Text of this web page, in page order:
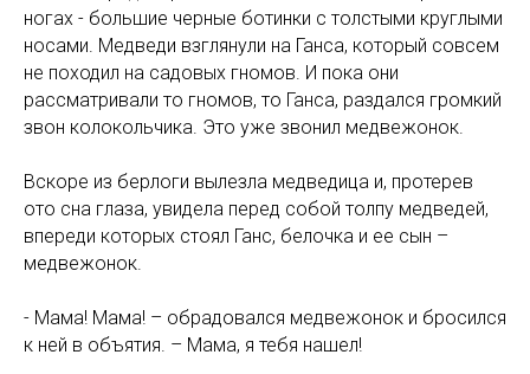
ногах - большие черные ботинки с толстыми круглыми
носами. Медведи взглянули на Ганса, который совсем
не походил на садовых гномов. И пока они
рассматривали то гномов, то Ганса, раздался громкий
звон колокольчика. Это уже звонил медвежонок.
Вскоре из берлоги вылезла медведица и, протерев
ото сна глаза, увидела перед собой толпу медведей,
впереди которых стоял Ганс, белочка и ее сын –
медвежонок.
- Мама! Мама! – обрадовался медвежонок и бросился
к ней в объятия. – Мама, я тебя нашел!